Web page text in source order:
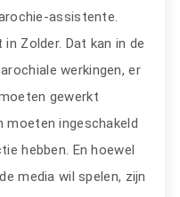
assistente.
Zolder. Dat kan in de
werkingen, er
gewerkt
moeten ingeschakeld
hebben. En hoewel
media wil spelen, zijn